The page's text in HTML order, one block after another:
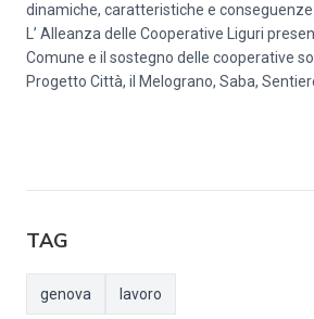
dinamiche, caratteristiche e
L’ Alleanza delle Cooperative Liguri
Comune e il sostegno delle cooperative
Progetto Città, il Melograno, Saba,
TAG
genova lavoro